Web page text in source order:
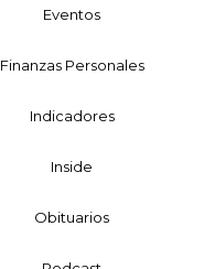
Eventos
Finanzas Personales
Indicadores
Inside
Obituarios